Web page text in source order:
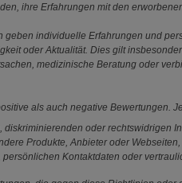
ihre Erfahrungen mit den
geben individuelle Erfahrungen und
oder Aktualität. Dies gilt
medizinische Beratung oder
als auch negative Bewertungen.
diskriminierenden oder rechtswidrigen
Produkte, Anbieter oder Webseiten,
Kontaktdaten oder